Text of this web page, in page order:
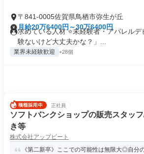
〒841-0005佐賀県鳥栖市弥生が丘
月給20万6400円～30万6400円
求めている人材 ⭐未経験者・アパレルデ
験ないけど大丈夫かな？」...
業界未経験歓迎 +28個
正社員
ソフトバンクショップの販売スタッ
き等
株式会社アップビート
《第二新卒》ここでの可能性は無限大◎自分